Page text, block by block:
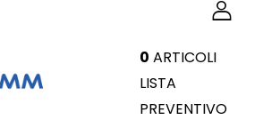
0 ARTICOLI
LISTA
PREVENTIVO